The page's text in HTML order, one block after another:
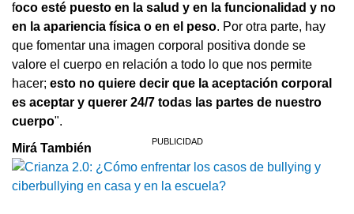
foco esté puesto en la salud y en la funcionalidad y no
en la apariencia física o en el peso. Por otra parte, hay
que fomentar una imagen corporal positiva donde se
valore el cuerpo en relación a todo lo que nos permite
hacer; esto no quiere decir que la aceptación corporal
es aceptar y querer 24/7 todas las partes de nuestro
cuerpo".
Mirá También